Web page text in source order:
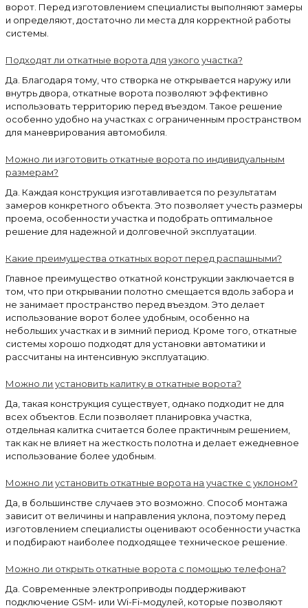
ворот. Перед изготовлением специалисты выполняют замеры
и определяют, достаточно ли места для корректной работы
системы.
Подходят ли откатные ворота для узкого участка?
Да. Благодаря тому, что створка не открывается наружу или
внутрь двора, откатные ворота позволяют эффективно
использовать территорию перед въездом. Такое решение
особенно удобно на участках с ограниченным пространством
для маневрирования автомобиля.
Можно ли изготовить откатные ворота по индивидуальным
размерам?
Да. Каждая конструкция изготавливается по результатам
замеров конкретного объекта. Это позволяет учесть размеры
проема, особенности участка и подобрать оптимальное
решение для надежной и долговечной эксплуатации.
Какие преимущества откатных ворот перед распашными?
Главное преимущество откатной конструкции заключается в
том, что при открывании полотно смещается вдоль забора и
не занимает пространство перед въездом. Это делает
использование ворот более удобным, особенно на
небольших участках и в зимний период. Кроме того, откатные
системы хорошо подходят для установки автоматики и
рассчитаны на интенсивную эксплуатацию.
Можно ли установить калитку в откатные ворота?
Да, такая конструкция существует, однако подходит не для
всех объектов. Если позволяет планировка участка,
отдельная калитка считается более практичным решением,
так как не влияет на жесткость полотна и делает ежедневное
использование более удобным.
Можно ли установить откатные ворота на участке с уклоном?
Да, в большинстве случаев это возможно. Способ монтажа
зависит от величины и направления уклона, поэтому перед
изготовлением специалисты оценивают особенности участка
и подбирают наиболее подходящее техническое решение.
Можно ли открыть откатные ворота с помощью телефона?
Да. Современные электроприводы поддерживают
подключение GSM- или Wi-Fi-модулей, которые позволяют